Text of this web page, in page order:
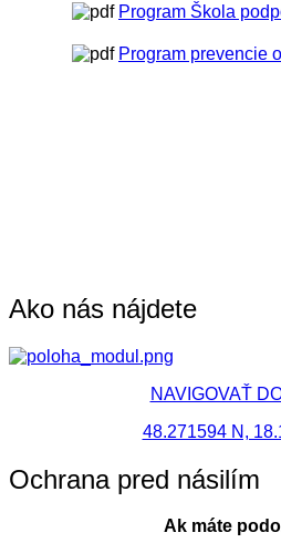
Program Škola
Program prevencie
Ako nás nájdete
NAVIGOVAŤ
48.271594 N,
Ochrana pred násilím
Ak máte